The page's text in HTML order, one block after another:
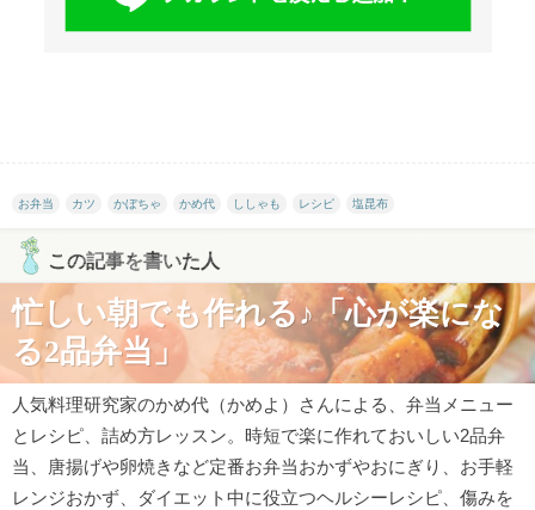
お弁当 カツ かぼちゃ かめ代 ししゃも レシピ 塩昆布
この記事を書いた人
忙しい朝でも作れる♪「心が楽にな
る2品弁当」
人気料理研究家のかめ代（かめよ）さんによる、弁当メニュー
とレシピ、詰め方レッスン。時短で楽に作れておいしい2品弁
当、唐揚げや卵焼きなど定番お弁当おかずやおにぎり、お手軽
レンジおかず、ダイエット中に役立つヘルシーレシピ、傷みを